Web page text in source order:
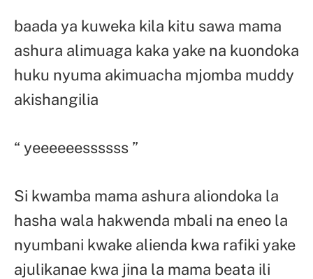
baada ya kuweka kila kitu sawa mama
ashura alimuaga kaka yake na kuondoka
huku nyuma akimuacha mjomba muddy
akishangilia
“ yeeeeeessssss ”
Si kwamba mama ashura aliondoka la
hasha wala hakwenda mbali na eneo la
nyumbani kwake alienda kwa rafiki yake
ajulikanae kwa jina la mama beata ili